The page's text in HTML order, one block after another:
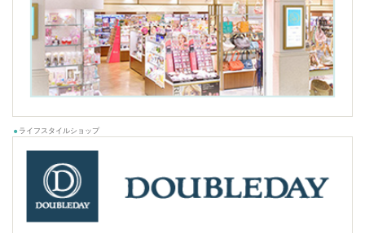
ライフスタイルショップ